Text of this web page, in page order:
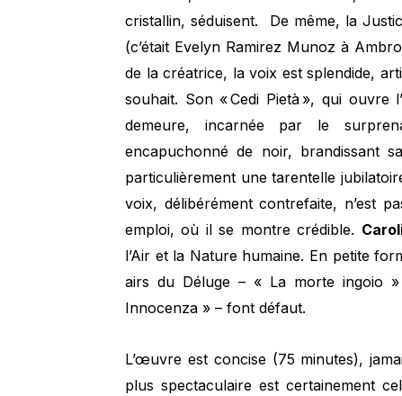
cristallin, séduisent. De même, la
(c’était Evelyn Ramirez Munoz à
de la créatrice, la voix est splendide,
souhait. Son « Cedi Pietà », qui ouvre
demeure, incarnée par le
encapuchonné de noir, brandissant
particulièrement une tarentelle
voix, délibérément contrefaite, n’est
emploi, où il se montre crédible.
l’Air et la Nature humaine. En petite
airs du Déluge – « La morte ingoio
Innocenza » – font défaut.
L’œuvre est concise (75 minutes),
plus spectaculaire est certainement